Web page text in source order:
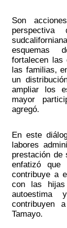
Son
esquemas
fortalecen las
las familias,
un
ampliar los
mayor
agregó.
En este
labores
prestación
enfatizó que
contribuye a
con las
autoestima
contribuyen
Tamayo.